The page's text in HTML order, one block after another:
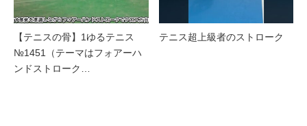
【テニスの骨】1ゆるテニス
№1451（テーマはフォアーハ
ンドストローク…
テニス超上級者のストローク